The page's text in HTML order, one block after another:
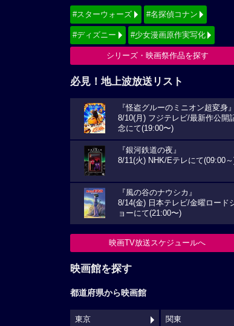
#スターウォーズ #名探偵コナン
#ディズニー #少女漫画原作実写化
シリーズ・映画祭作品を探す
必見！地上波放送リスト
『怪盗グルーのミニオン超変身』
8/10(月) フジテレビ/最新作公開
念にて(19:00〜)
『銀河鉄道の夜』
8/11(火) NHK/Eテレにて(09:00
『風の谷のナウシカ』
8/14(金) 日本テレビ/金曜ロード
ョーにて(21:00〜)
映画TV放送スケジュールへ
映画館を探す
都道府県から映画館
東京 関東